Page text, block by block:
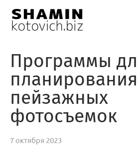
Программы
планирования
пейзажных
фотосъемок
7 октября 2023